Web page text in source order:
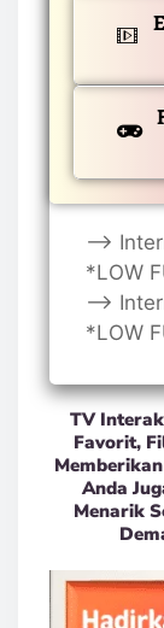
—>
*LOW
—>
*LOW
TV
Favorit,
Anda
Menarik